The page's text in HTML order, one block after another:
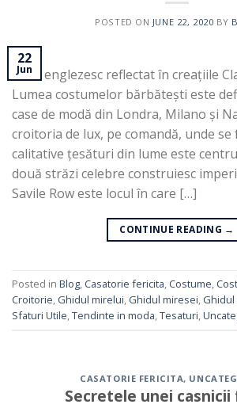
POSTED ON JUNE 22, 2020 BY
22
Jun
Stilul englezesc reflectat în creațiile
Lumea costumelor bărbătești este
case de modă din Londra, Milano și
croitoria de lux, pe comandă, unde se
calitative țesături din lume este
două străzi celebre construiesc
Savile Row este locul în care […]
CONTINUE READING →
Posted in Blog, Casatorie fericita, Costume,
Croitorie, Ghidul mirelui, Ghidul miresei,
Sfaturi Utile,Tendinte in moda,Tesaturi,
CASATORIE FERICITA,
Secretele unei